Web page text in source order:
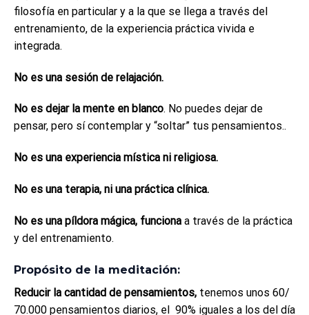
filosofía en particular y a la que se llega a través del
entrenamiento, de la experiencia práctica vivida e
integrada.
No es una sesión de relajación.
No es dejar la mente en blanco. No puedes dejar de
pensar, pero sí contemplar y “soltar” tus pensamientos..
No es una experiencia mística ni religiosa.
No es una terapia, ni una práctica clínica.
No es una píldora mágica, funciona a través de la práctica
y del entrenamiento.
Propósito de la meditación:
Reducir la cantidad de pensamientos, tenemos unos 60/
70.000 pensamientos diarios, el 90% iguales a los del día